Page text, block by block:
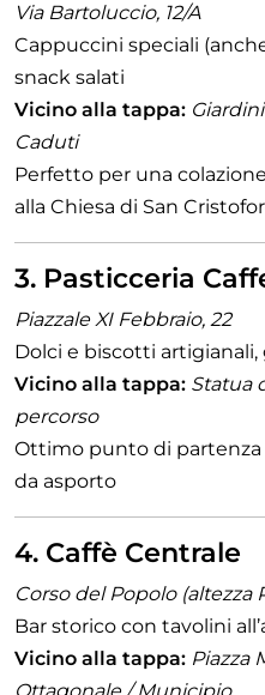
Via Bartoluccio, 12/A
Cappuccini speciali
snack salati
Vicino alla tappa:
Caduti
Perfetto per una
alla Chiesa di San
3. Pasticceria
Piazzale XI Febbraio, 22
Dolci e biscotti artigianali,
Vicino alla tappa: Statua
percorso
Ottimo punto di partenza
da asporto
4. Caffè Centrale
Corso del Popolo (altezza
Bar storico con tavolini
Vicino alla tappa: Piazza